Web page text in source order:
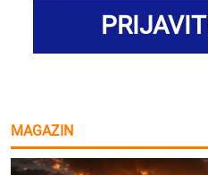
MAGAZIN